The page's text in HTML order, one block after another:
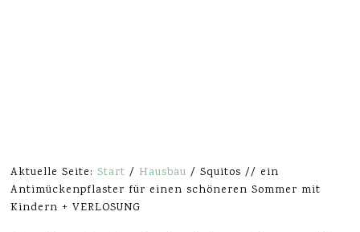
Aktuelle Seite:Start / Hausbau / Squitos // ein
Antimückenpflaster für einen schöneren Sommer mit
Kindern + VERLOSUNG